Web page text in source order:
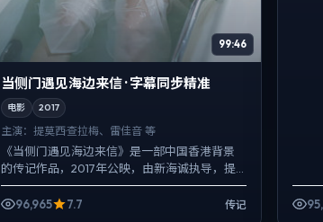
99:46
当侧门遇见海边来信 · 字幕同步精准
电影 2017
主演： 提莫西·查拉梅、雷佳音 等
《当侧门遇见海边来信》是一部中国香港背景
的传记作品，2017年公映，由新海诚执导，提
莫西·查拉梅、雷佳音、姜武等主演。在类型片
框架里埋入作者式旁...
96,965 7.7 传记